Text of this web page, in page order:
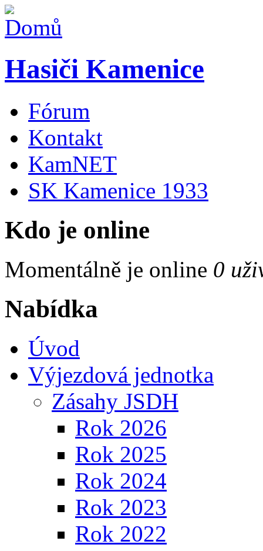
Hasiči Kamenice
Fórum
Kontakt
KamNET
SK Kamenice 1933
Kdo je online
Momentálně je online 0
Nabídka
Úvod
Výjezdová jednotka
Zásahy JSDH
Rok 2026
Rok 2025
Rok 2024
Rok 2023
Rok 2022